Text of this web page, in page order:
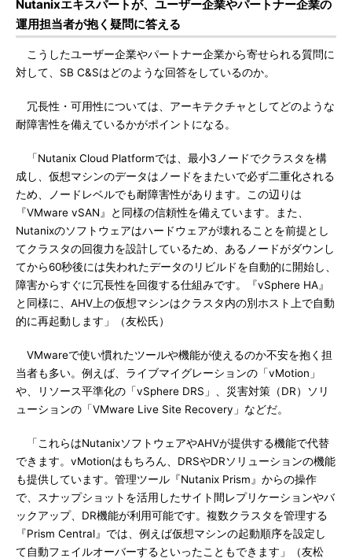
Nutanixエキスパートが、ユーザー企業やパートナー企業の
運用担当者が抱く疑問に答える
こうしたユーザー企業やパートナー企業から寄せられる質問に
対して、SB C&Sはどのような回答をしているのか。
冗長性・可用性については、アーキテクチャとしてどのような
耐障害性を備えているかがポイントになる。
「Nutanix Cloud Platformでは、最小3ノードでクラスタを構
成し、仮想マシンのデータはノードをまたいで必ず二重化される
ため、ノードレベルでも耐障害性があります。この辺りは
『VMware vSAN』と同様の信頼性を備えています。また、
Nutanixのソフトウェアはハードウェアが壊れることを前提とし
てクラスタの回復力を設計しているため、あるノードがダウンし
てから60秒後には失われたデータのリビルドを自動的に開始し、
障害からすぐに冗長性を回復する仕組みです。『vSphere HA』
と同様に、AHV上の仮想マシンはクラスタ内の別ホスト上で自動
的に再起動します」（友松氏）
VMwareで使い慣れたツールや機能が使えるのか不安を抱く担
当者も多い。例えば、ライブマイグレーションの「vMotion」
や、リソース平準化の「vSphere DRS」、災害対策（DR）ソリ
ューションの「VMware Live Site Recovery」などだ。
「これらはNutanixソフトウェアやAHVが提供する機能で代替
できます。vMotionはもちろん、DRSやDRソリューションの機能
も提供しています。管理ツール『Nutanix Prism』からの操作
で、スナップショットを活用したサイト間レプリケーションやバ
ックアップ、DR機能が利用可能です。複数クラスタを管理する
『Prism Central』では、例えば仮想マシンの起動順序を設定し
て自動フェイルオーバーするといったこともできます」（友松